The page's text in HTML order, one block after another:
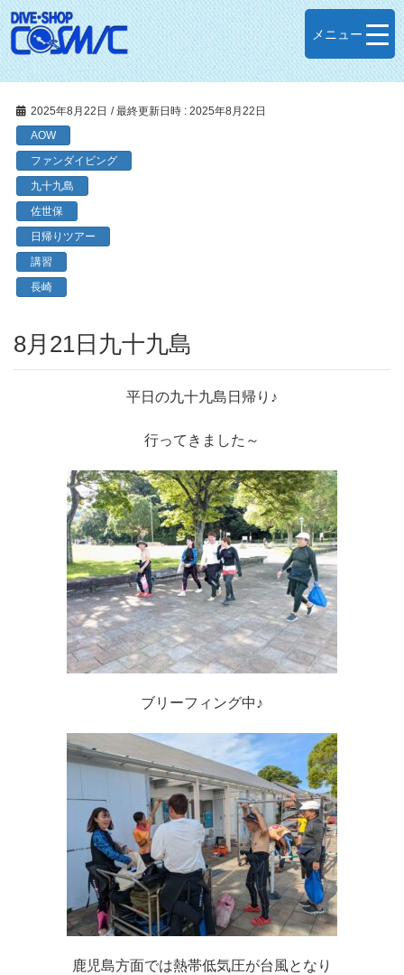
メニュー
2025年8月22日 / 最終更新日時 : 2025年8月22日
AOW
ファンダイビング
九十九島
佐世保
日帰りツアー
講習
長崎
8月21日九十九島
平日の九十九島日帰り♪
行ってきました～
ブリーフィング中♪
鹿児島方面では熱帯低気圧が台風となり